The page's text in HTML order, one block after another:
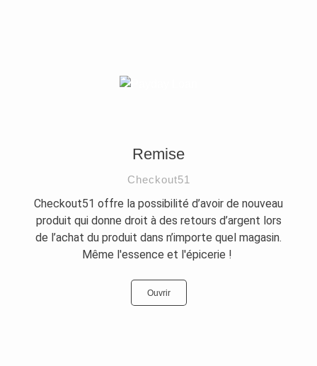
Remise
Checkout51
Checkout51 offre la possibilité d’avoir de nouveau
produit qui donne droit à des retours d’argent lors
de l’achat du produit dans n’importe quel magasin.
Même l'essence et l'épicerie !
Ouvrir